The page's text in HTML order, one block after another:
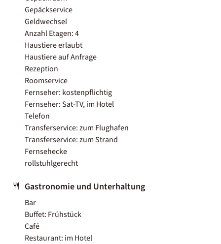
Gepäckservice
Geldwechsel
Anzahl Etagen: 4
Haustiere erlaubt
Haustiere auf Anfrage
Rezeption
Roomservice
Fernseher: kostenpflichtig
Fernseher: Sat-TV, im Hotel
Telefon
Transferservice: zum Flughafen
Transferservice: zum Strand
Fernsehecke
rollstuhlgerecht
Gastronomie und Unterhaltung
Bar
Buffet: Frühstück
Café
Restaurant: im Hotel